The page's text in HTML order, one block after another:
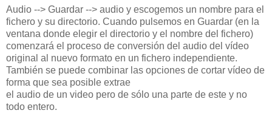
Audio --> Guardar --> audio y escogemos un nombre para el
fichero y su directorio. Cuando pulsemos en Guardar (en la
ventana donde elegir el directorio y el nombre del fichero)
comenzará el proceso de conversión del audio del vídeo
original al nuevo formato en un fichero independiente.
También se puede combinar las opciones de cortar vídeo de
forma que sea posible extrae
el audio de un video pero de sólo una parte de este y no
todo entero.